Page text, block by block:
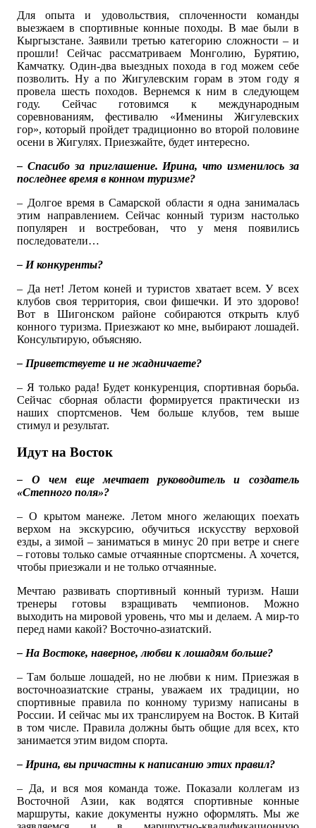
Для опыта и удовольствия, сплоченности команды
выезжаем в спортивные конные походы. В мае были в
Кыргызстане. Заявили третью категорию сложности – и
прошли! Сейчас рассматриваем Монголию, Бурятию,
Камчатку. Один-два выездных похода в год можем себе
позволить. Ну а по Жигулевским горам в этом году я
провела шесть походов. Вернемся к ним в следующем
году. Сейчас готовимся к международным
соревнованиям, фестивалю «Именины Жигулевских
гор», который пройдет традиционно во второй половине
осени в Жигулях. Приезжайте, будет интересно.
– Спасибо за приглашение. Ирина, что изменилось за
последнее время в конном туризме?
– Долгое время в Самарской области я одна занималась
этим направлением. Сейчас конный туризм настолько
популярен и востребован, что у меня появились
последователи…
– И конкуренты?
– Да нет! Летом коней и туристов хватает всем. У всех
клубов своя территория, свои фишечки. И это здорово!
Вот в Шигонском районе собираются открыть клуб
конного туризма. Приезжают ко мне, выбирают лошадей.
Консультирую, объясняю.
– Приветствуете и не жадничаете?
– Я только рада! Будет конкуренция, спортивная борьба.
Сейчас сборная области формируется практически из
наших спортсменов. Чем больше клубов, тем выше
стимул и результат.
Идут на Восток
– О чем еще мечтает руководитель и создатель
«Степного поля»?
– О крытом манеже. Летом много желающих поехать
верхом на экскурсию, обучиться искусству верховой
езды, а зимой – заниматься в минус 20 при ветре и снеге
– готовы только самые отчаянные спортсмены. А хочется,
чтобы приезжали и не только отчаянные.
Мечтаю развивать спортивный конный туризм. Наши
тренеры готовы взращивать чемпионов. Можно
выходить на мировой уровень, что мы и делаем. А мир-то
перед нами какой? Восточно-азиатский.
– На Востоке, наверное, любви к лошадям больше?
– Там больше лошадей, но не любви к ним. Приезжая в
восточноазиатские страны, уважаем их традиции, но
спортивные правила по конному туризму написаны в
России. И сейчас мы их транслируем на Восток. В Китай
в том числе. Правила должны быть общие для всех, кто
занимается этим видом спорта.
– Ирина, вы причастны к написанию этих правил?
– Да, и вся моя команда тоже. Показали коллегам из
Восточной Азии, как водятся спортивные конные
маршруты, какие документы нужно оформлять. Мы же